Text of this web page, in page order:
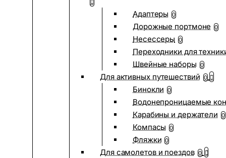
Адаптеры 0
Дорожные портмоне 0
Несессеры 0
Переходники для
Швейные наборы 0
Для активных путешествий 0
Бинокли 0
Водонепроницаемые
Карабины и держатели 0
Компасы 0
Фляжки 0
Для самолетов и поездов 0